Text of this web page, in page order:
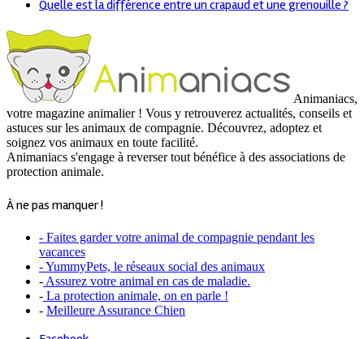
Quelle est la différence entre un crapaud et une grenouille ?
Animaniacs,
votre magazine animalier ! Vous y retrouverez actualités, conseils et
astuces sur les animaux de compagnie. Découvrez, adoptez et
soignez vos animaux en toute facilité.
Animaniacs s'engage à reverser tout bénéfice à des associations de
protection animale.
À ne pas manquer !
- Faites garder votre animal de compagnie pendant les
vacances
- YummyPets, le réseaux social des animaux
- Assurez votre animal en cas de maladie.
- La protection animale, on en parle !
- Meilleure Assurance Chien